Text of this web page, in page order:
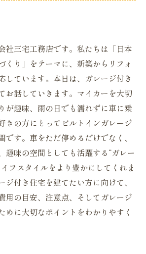
社三宅工務店です。私たちは「日本
くり」をテーマに、新築からリフォ
しています。本日は、ガレージ付き
お話していきます。マイカーを大切
が趣味、雨の日でも濡れずに車に乗
きの方にとってビルトインガレージ
です。車をただ停めるだけでなく、
趣味の空間としても活躍する“ガレー
フスタイルをより豊かにしてくれま
ジ付き住宅を建てたい方に向けて、
用の目安、注意点、そしてガレージ
めに大切なポイントをわかりやすく